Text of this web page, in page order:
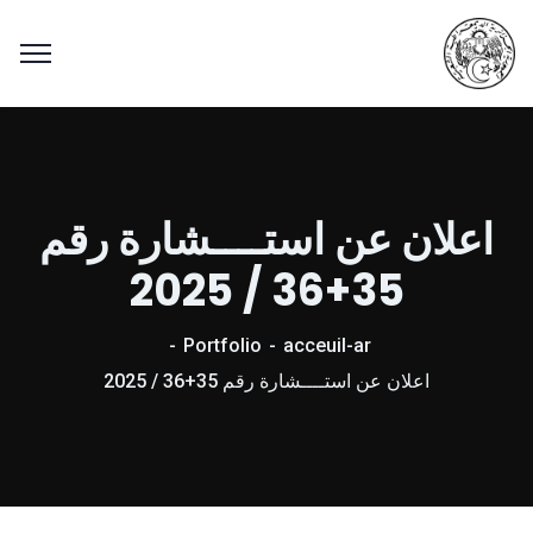
اعلان عن استــــشارة رقم
35+36 / 2025
acceuil-ar
Portfolio
اعلان عن استــــشارة رقم 35+36 / 2025